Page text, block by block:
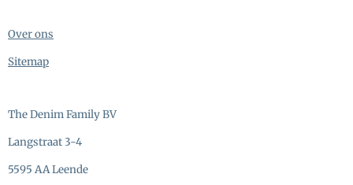
Over ons
Sitemap
The Denim Family BV
Langstraat 3-4
5595 AA Leende